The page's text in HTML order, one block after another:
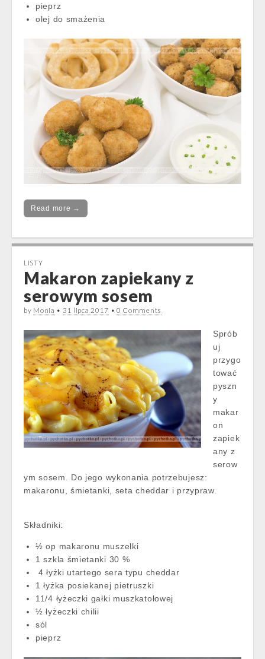
pieprz
olej do smażenia
Read more →
LISTY
Makaron zapiekany z
serowym sosem
by Monia • 31 lipca 2017 • 0 Comments
Sprób
uj
przygo
tować
pyszn
y
makar
on
zapiek
any z
serow
ym sosem. Do jego wykonania potrzebujesz:
makaronu, śmietanki, seta cheddar i przypraw.
Składniki:
½ op makaronu muszelki
1 szkla śmietanki 30 %
4 łyżki utartego sera typu cheddar
1 łyżka posiekanej pietruszki
11/4 łyżeczki gałki muszkatołowej
½ łyżeczki chilii
sól
pieprz